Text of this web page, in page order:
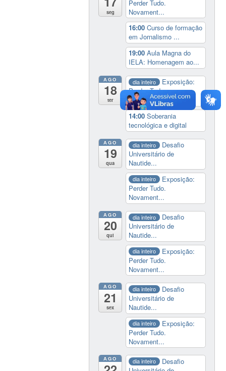
seg
Perder Tudo.
Novament...
16:00Curso de formação
em Jornalismo ...
19:00Aula Magna do
IELA: Homenagem ao...
AGO
18
ter
dia inteiro
Exposição:
Perder Tudo.
Novament...
14:00Soberania
tecnológica e digital
AGO
19
qua
dia inteiro
Desafio
Universitário de
Nautide...
dia inteiro
Exposição:
Perder Tudo.
Novament...
AGO
20
qui
dia inteiro
Desafio
Universitário de
Nautide...
dia inteiro
Exposição:
Perder Tudo.
Novament...
AGO
21
sex
dia inteiro
Desafio
Universitário de
Nautide...
dia inteiro
Exposição:
Perder Tudo.
Novament...
AGO dia inteiro
Desafio